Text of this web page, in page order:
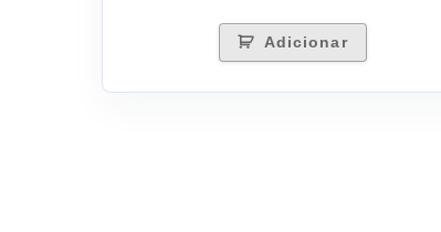
Adicionar